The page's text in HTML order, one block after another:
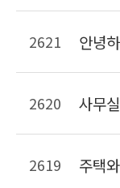
2621
2620
2619 주택